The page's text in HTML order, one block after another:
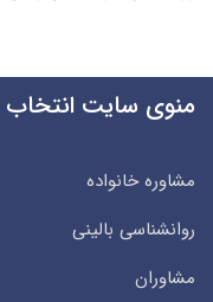
منوی سایت انتخاب
مشاوره خانواده
روانشناسی بالینی
مشاوران